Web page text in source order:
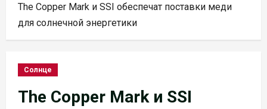
The Copper Mark и SSI обеспечат поставки меди
для солнечной энергетики
Солнце
The Copper Mark и SSI